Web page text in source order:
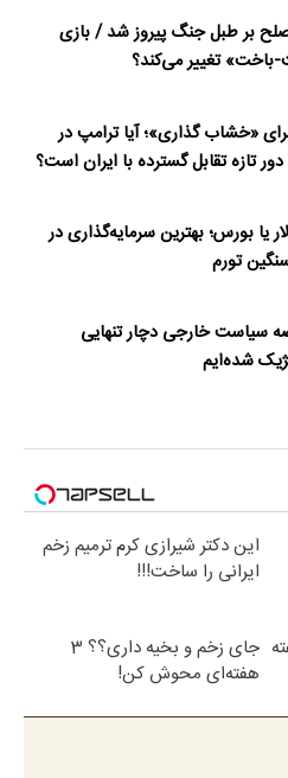
صلح بر طبل جنگ پیروز شد / بازی
باخت» تغییر می‌کند؟
«خشاب گذاری»؛ آیا ترامپ در
تازه تقابل گسترده با ایران است؟
یا بورس؛ بهترین سرمایه‌گذاری در
تورم
سیاست خارجی دچار تنهایی
شده‌ایم
این دکتر شیرازی کرم ترمیم زخم
ایرانی را ساخت!!!
در 3 هفته
جای زخم و بخیه داری؟؟ 3
هفته‌ای محوش کن!